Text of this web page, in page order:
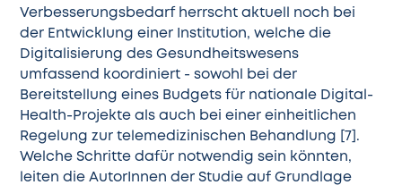
Verbesserungsbedarf herrscht aktuell noch bei
der Entwicklung einer Institution, welche die
Digitalisierung des Gesundheitswesens
umfassend koordiniert - sowohl bei der
Bereitstellung eines Budgets für nationale Digital-
Health-Projekte als auch bei einer einheitlichen
Regelung zur telemedizinischen Behandlung [7].
Welche Schritte dafür notwendig sein könnten,
leiten die AutorInnen der Studie auf Grundlage